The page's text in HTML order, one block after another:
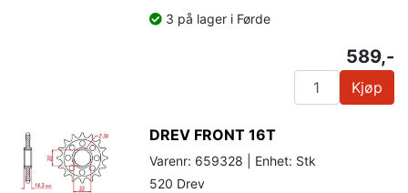
3 på lager i Førde
589,-
Kjøp
DREV FRONT 16T
Varenr: 659328 | Enhet: Stk
520 Drev